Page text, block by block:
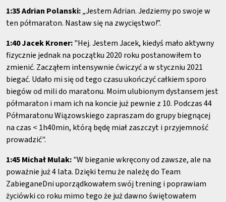
1:35 Adrian Polanski:„Jestem Adrian. Jedziemy po swoje w
ten półmaraton. Nastaw się na zwycięstwo!”.
1:40 Jacek Kroner:"Hej. Jestem Jacek, kiedyś mało aktywny
fizycznie jednak na początku 2020 roku postanowiłem to
zmienić. Zacząłem intensywnie ćwiczyć a w styczniu 2021
biegać. Udało mi się od tego czasu ukończyć całkiem sporo
biegów od mili do maratonu. Moim ulubionym dystansem jest
półmaraton i mam ich na koncie już pewnie z 10. Podczas 44
Półmaratonu Wiązowskiego zapraszam do grupy biegnącej
na czas < 1h40min, którą będę miał zaszczyt i przyjemność
prowadzić".
1:45 Michał Mulak:"W bieganie wkręcony od zawsze, ale na
poważnie już 4 lata. Dzięki temu że należę do Team
ZabieganeDni uporządkowałem swój trening i poprawiam
życiówki co roku mimo tego że już dawno świętowałem